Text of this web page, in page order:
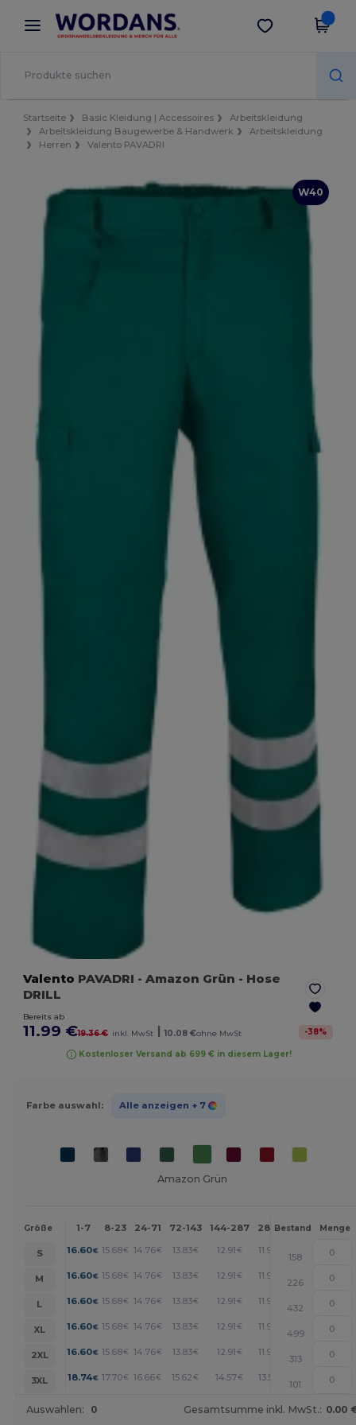
× Wordans App
Bessere Preise in der App!
App holen
Startseite Basic Kleidung | Accessoires
Arbeitskleidung
Arbeitskleidung Baugewerbe & Handwerk
Arbeitskleidung
Herren
Valento PAVADRI
W40
Valento PAVADRI - Amazon Grün - Hose
DRILL
Bereits ab
11.99 €19.36 € inkl. MwSt | 10.08 €ohne MwSt -38%
Kostenloser Versand ab 699 € in diesem Lager!
Farbe auswahl: Alle anzeigen + 7
Amazon Grün
Größe 1-7 8-23 24-71 72-143 144-287 288 + Mehr
Bestand Menge
S 16.60€ 15.68€ 14.76€ 13.83€ 12.91€ 11.99 +
158
M
16.60€ 15.68€ 14.76€ 13.83€ 12.91€ 11.99 +
226
L
16.60€ 15.68€ 14.76€ 13.83€ 12.91€ 11.99 +
432
XL
16.60€ 15.68€ 14.76€ 13.83€ 12.91€ 11.99 +
499
2XL
16.60€ 15.68€ 14.76€ 13.83€ 12.91€ 11.99 +
313
3XL
18.74€ 17.70€ 16.66€ 15.62 € 14.57€ 13.53
101
Auswahlen: 0 Gesamtsumme inkl. MwSt.: 0.00